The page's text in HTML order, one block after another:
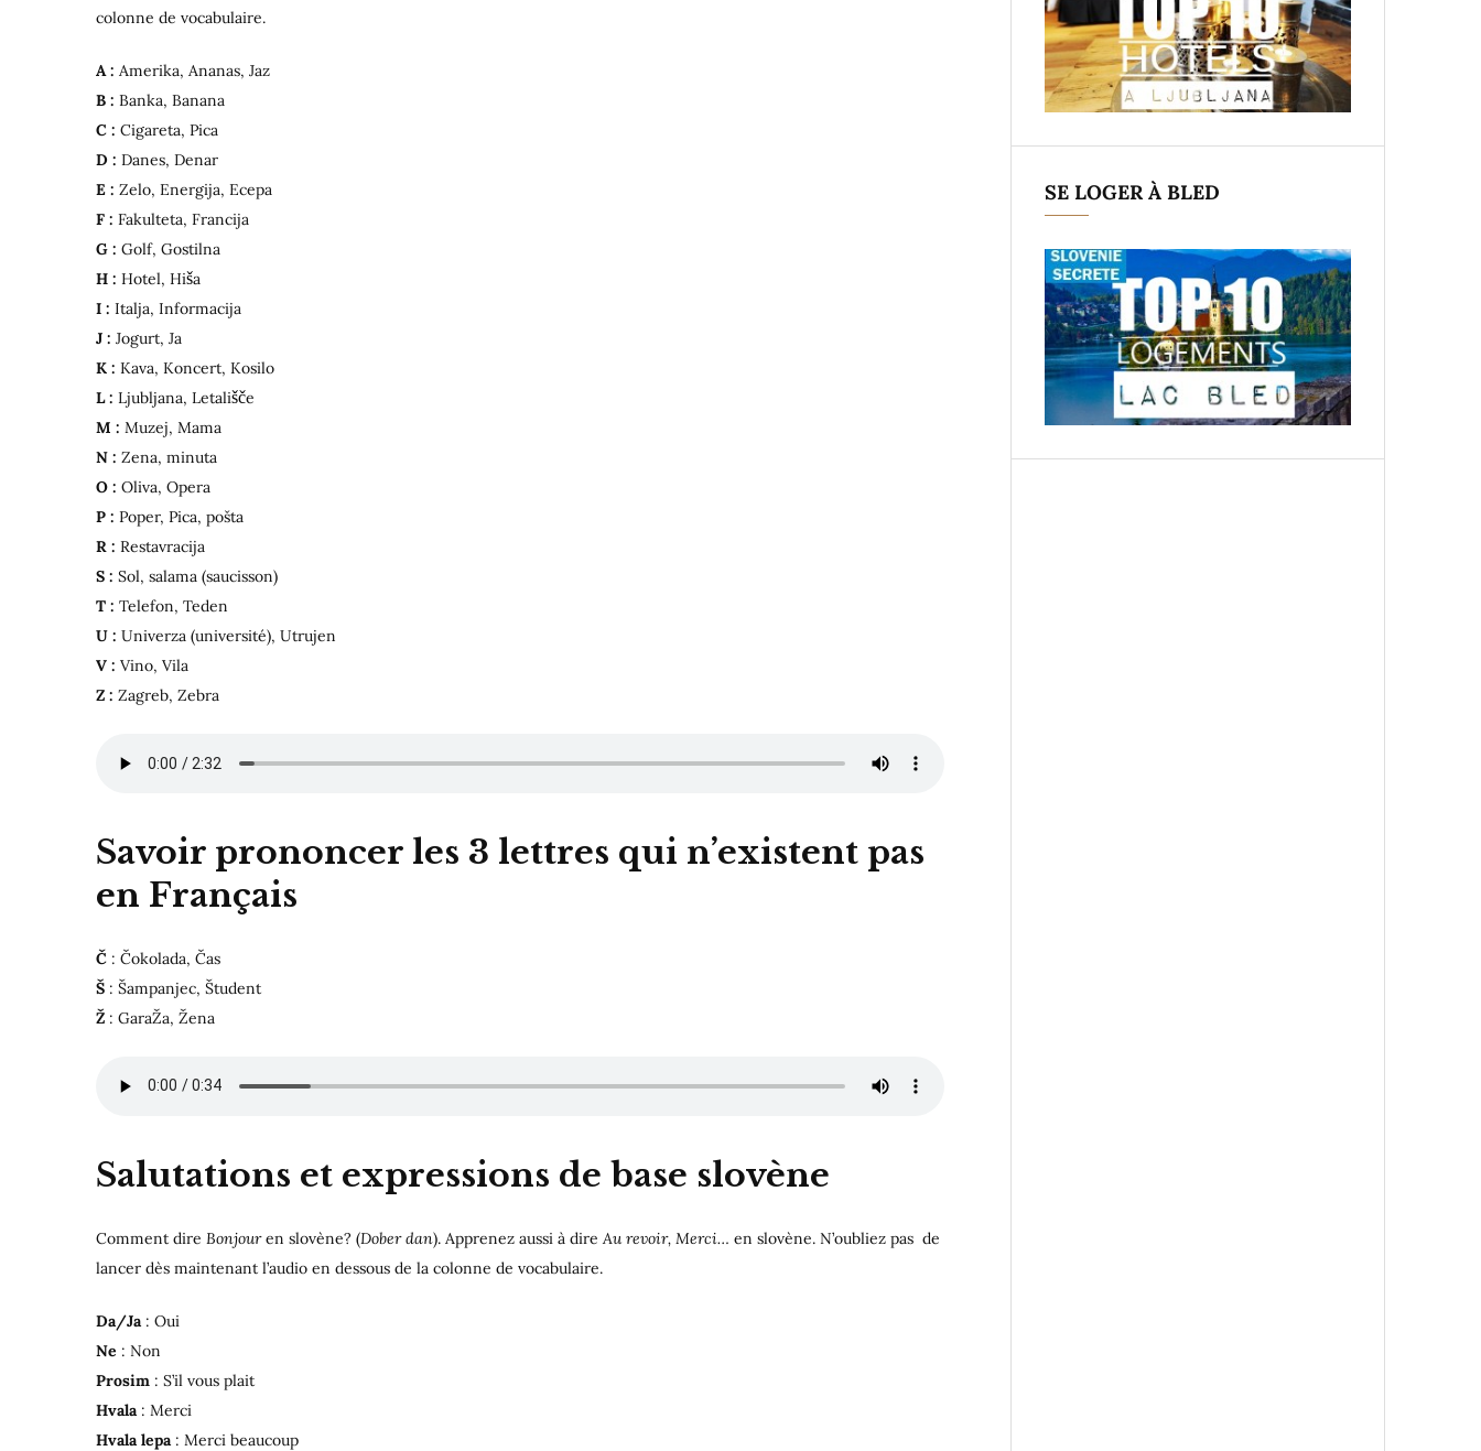
colonne de vocabulaire.
A : Amerika, Ananas, Jaz
B : Banka, Banana
C : Cigareta, Pica
D : Danes, Denar
E : Zelo, Energija, Ecepa
F : Fakulteta, Francija
G : Golf, Gostilna
H : Hotel, Hiša
I : Italja, Informacija
J : Jogurt, Ja
K : Kava, Koncert, Kosilo
L : Ljubljana, Letališče
M : Muzej, Mama
N : Zena, minuta
O : Oliva, Opera
P : Poper, Pica, pošta
R : Restavracija
S : Sol, salama (saucisson)
T : Telefon, Teden
U : Univerza (université), Utrujen
V : Vino, Vila
Z : Zagreb, Zebra
Savoir prononcer les 3 lettres qui n’existent pas
en Français
Č : Čokolada, Čas
Š : Šampanjec, Študent
Ž : GaraŽa, Žena
Salutations et expressions de base slovène
Comment dire Bonjouren slovène? (Dober dan). Apprenez aussi à direAu revoir, Merci… en slovène. N’oubliez pas de
lancer dès maintenant l’audio en dessous de la colonne de vocabulaire.
Da/Ja: Oui
Ne : Non
Prosim : S’il vous plait
Hvala: Merci
Hvala lepa: Merci beaucoup
SE LOGER À BLED